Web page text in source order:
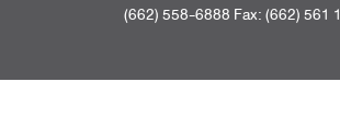
(662) 558-6888 Fax: (662) 561